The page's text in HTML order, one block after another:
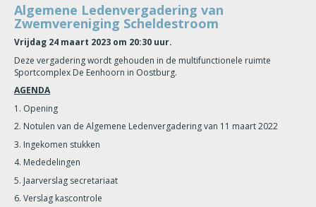
Algemene Ledenvergadering van
Zwemvereniging Scheldestroom
Vrijdag 24 maart 2023 om 20:30 uur.
Deze vergadering wordt gehouden in de multifunctionele ruimte
Sportcomplex De Eenhoorn in Oostburg.
AGENDA
1. Opening
2. Notulen van de Algemene Ledenvergadering van 11 maart 2022
3. Ingekomen stukken
4. Mededelingen
5. Jaarverslag secretariaat
6. Verslag kascontrole